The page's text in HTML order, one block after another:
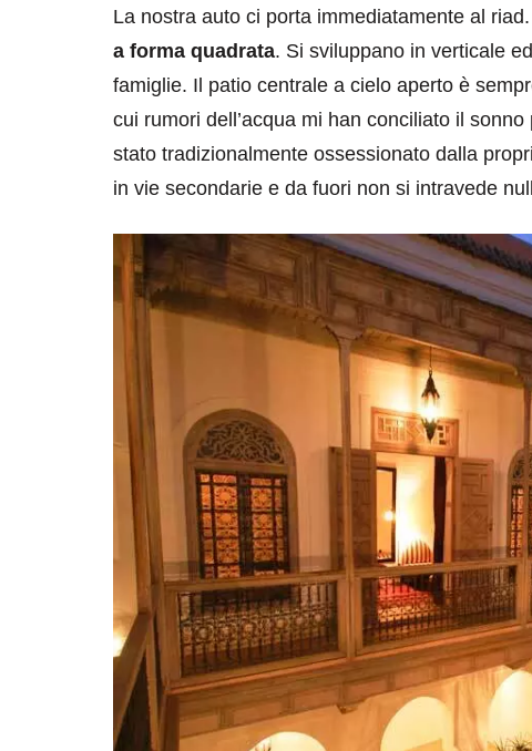
La nostra auto ci porta immediatamente al riad.
a forma quadrata. Si sviluppano in verticale
famiglie. Il patio centrale a cielo aperto è
cui rumori dell’acqua mi han conciliato il
stato tradizionalmente ossessionato dalla
in vie secondarie e da fuori non si intravede